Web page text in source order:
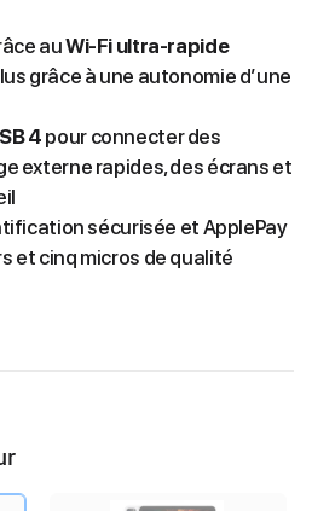
auWi-Fi ultra-rapide
grâce à une autonomie d’une
4 pour connecter des
externe rapides, des écrans et
sécurisée et ApplePay
et cinq micros de qualité